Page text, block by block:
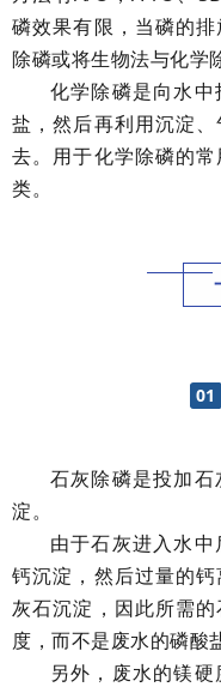
磷效果有限，当磷的
除磷或将生物法与化学
化学除磷是向水
盐，然后再利用沉淀
去。用于化学除磷的
类。
01
石灰除磷是投加
淀。
由于石灰进入水
钙沉淀，然后过量的
灰石沉淀，因此所需
度，而不是废水的磷酸
另外，废水的镁